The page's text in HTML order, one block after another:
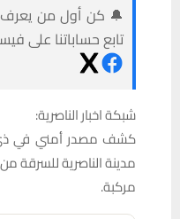
🔔 كن أول من يعرف
تابع حساباتنا على
شبكة اخبار الناصرية:
كشف مصدر أمني في
مدينة الناصرية
مركبة.